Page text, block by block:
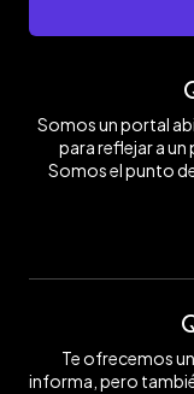
Somos un portal
para reflejar a un
Somos el punto
Te ofrecemos
informa, pero